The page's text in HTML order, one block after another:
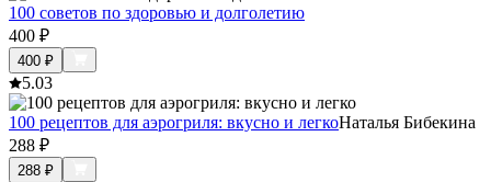
100 советов по здоровью и долголетию
400 ₽
400 ₽
5.03
100 рецептов для аэрогриля: вкусно и легкоНаталья Бибекина
288 ₽
288 ₽